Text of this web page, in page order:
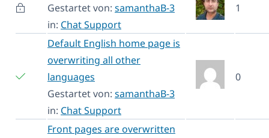
Gestartet von: samanthaB-3
in: Chat Support
1
Default English home page is
overwriting all other
languages
Gestartet von: samanthaB-3
in: Chat Support
0
Front pages are overwritten